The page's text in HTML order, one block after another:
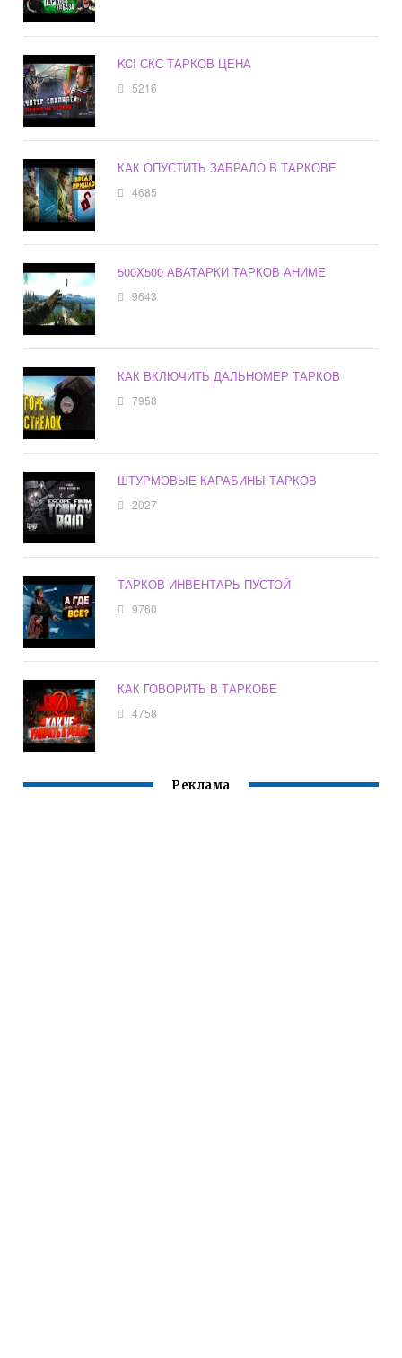
KCI СКС ТАРКОВ ЦЕНА
5216
КАК ОПУСТИТЬ ЗАБРАЛО В ТАРКОВЕ
4685
500X500 АВАТАРКИ ТАРКОВ АНИМЕ
9643
КАК ВКЛЮЧИТЬ ДАЛЬНОМЕР ТАРКОВ
7958
ШТУРМОВЫЕ КАРАБИНЫ ТАРКОВ
2027
ТАРКОВ ИНВЕНТАРЬ ПУСТОЙ
9760
КАК ГОВОРИТЬ В ТАРКОВЕ
4758
Реклама